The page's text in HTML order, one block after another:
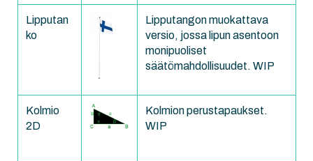
Lipputan
ko
Lipputangon muokattava
versio, jossa lipun asentoon
monipuoliset
säätömahdollisuudet. WIP
Kolmio
2D
Kolmion perustapaukset.
WIP